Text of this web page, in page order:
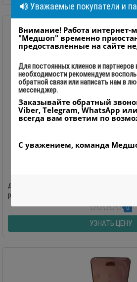
Установка для мойки и
Репроцессор эндоскопов Scope Jet
дезинфекции гибких
режиме. Технические и ф..
0
УЗНАТЬ ЦЕНУ
Уважаемые покупатели и
Внимание! Работа интернет-
"Медшоп" временно
предоставленные на сайте
Для постоянных клиенов и партнеров
необходимости рекомендуем
обратной связи или написать нам в
мессенджер.
Заказывайте обратный
Viber, Telegram, WhatsApp
всегда вам ответим по
С уважением, команда